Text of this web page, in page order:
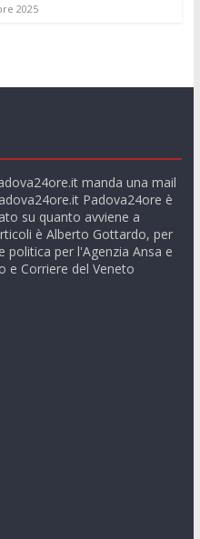
2025
manda una mail
Padova24ore è
su quanto avviene a
è Alberto Gottardo, per
politica per l'Agenzia Ansa e
e Corriere del Veneto